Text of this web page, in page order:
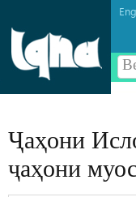
Ҷаҳони
ҷаҳони